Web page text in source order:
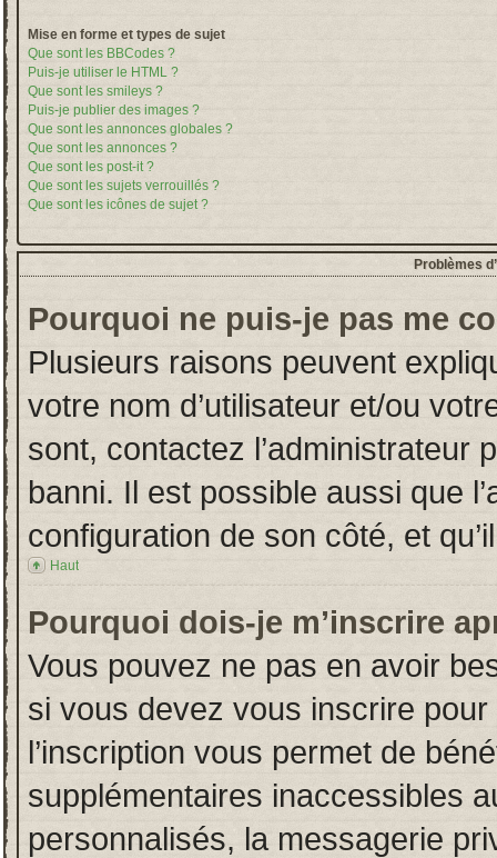
Mise en forme et types de sujet
Que sont les BBCodes ?
Puis-je utiliser le HTML ?
Que sont les smileys ?
Puis-je publier des images ?
Que sont les annonces globales ?
Que sont les annonces ?
Que sont les post-it ?
Que sont les sujets verrouillés ?
Que sont les icônes de sujet ?
Problèmes
Pourquoi ne puis-je pas me
Plusieurs raisons peuvent
votre nom d’utilisateur et/ou
sont, contactez l’administrateur
banni. Il est possible aussi que
configuration de son côté, et
Haut
Pourquoi dois-je m’inscrire
Vous pouvez ne pas en avoir
si vous devez vous inscrire
l’inscription vous permet de
supplémentaires inaccessibles
personnalisés, la messagerie